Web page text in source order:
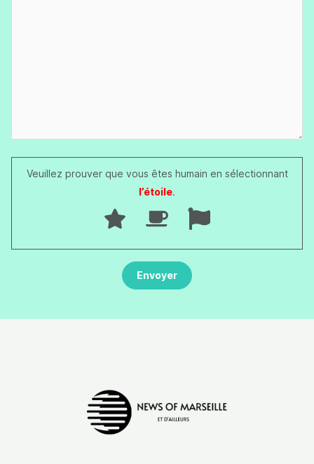
Veuillez prouver que vous êtes humain en sélectionnant
l’étoile.